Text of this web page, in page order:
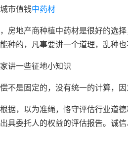
市值钱中药材
房地产商种植中药材是很好的选
种的，凡事要讲一个道理，乱种
讲一些征地小知识
不是固定的，没有统一的计算，
据，以为准绳，恪守评估行业道
具委托人的权益的评估报告。诚